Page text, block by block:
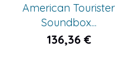
American Tourister
Soundbox...
136,36 €